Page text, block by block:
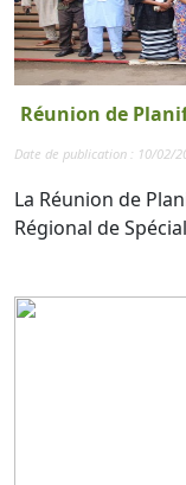
Réunion de
Date de publication : 10/02/
La Réunion de
Régional de